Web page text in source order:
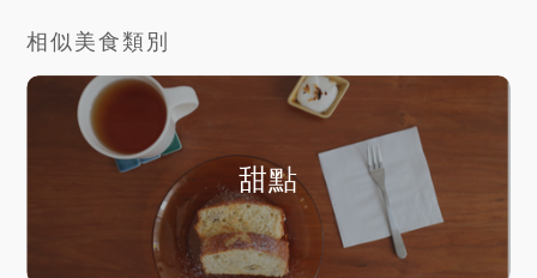
相似美食類別
甜點